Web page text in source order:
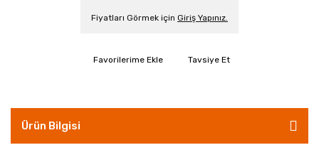
Fiyatları Görmek için Giriş Yapınız.
Tavsiye Et
Ürün Bilgisi